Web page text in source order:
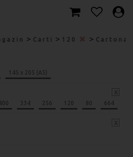
> Carti > 120 >
145 x 205 (A5)
334 256 120 80 664